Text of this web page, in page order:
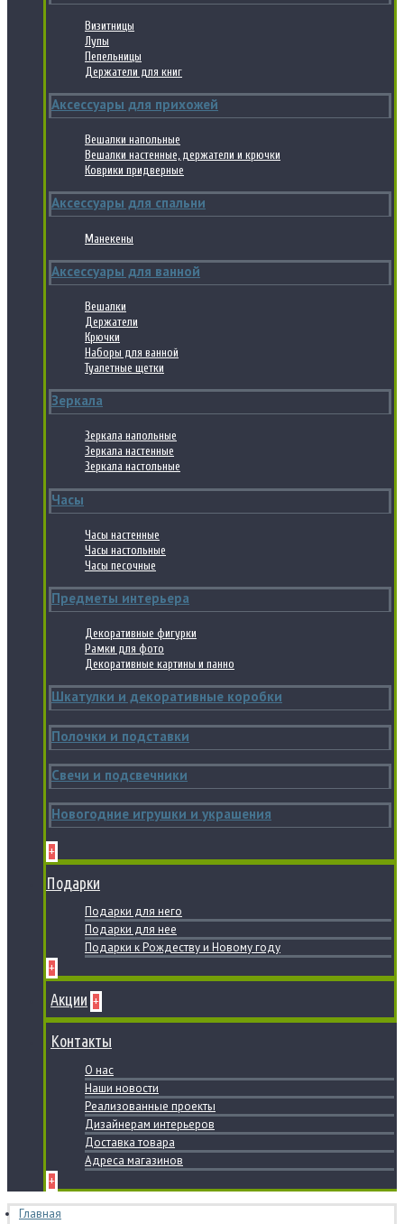
Визитницы
Лупы
Пепельницы
Держатели для книг
Аксессуары для прихожей
Вешалки напольные
Вешалки настенные, держатели и крючки
Коврики придверные
Аксессуары для спальни
Манекены
Аксессуары для ванной
Вешалки
Держатели
Крючки
Наборы для ванной
Туалетные щетки
Зеркала
Зеркала напольные
Зеркала настенные
Зеркала настольные
Часы
Часы настенные
Часы настольные
Часы песочные
Предметы интерьера
Декоративные фигурки
Рамки для фото
Декоративные картины и панно
Шкатулки и декоративные коробки
Полочки и подставки
Свечи и подсвечники
Новогодние игрушки и украшения
+
Подарки
Подарки для него
Подарки для нее
Подарки к Рождеству и Новому году
+
Акции +
Контакты
О нас
Наши новости
Реализованные проекты
Дизайнерам интерьеров
Доставка товара
Адреса магазинов
+
Главная